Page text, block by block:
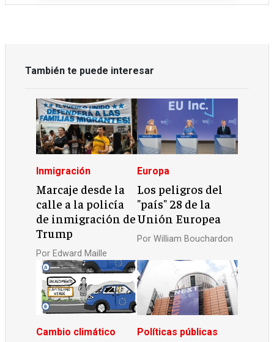
También te puede interesar
Inmigración
Marcaje desde la
calle a la policía
de inmigración de
Trump
Por Edward Maille
Europa
Los peligros del
"país" 28 de la
Unión Europea
Por William Bouchardon
Cambio climático Políticas públicas